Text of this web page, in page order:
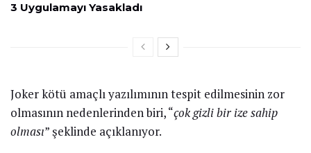
3 Uygulamayı Yasakladı
Joker kötü amaçlı yazılımının tespit edilmesinin zor
olmasının nedenlerinden biri, “çok gizli bir ize sahip
olması” şeklinde açıklanıyor.